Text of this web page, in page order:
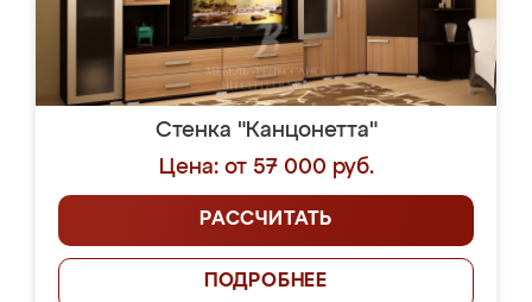
Стенка "Канцонетта"
Цена: от 57 000 руб.
РАССЧИТАТЬ
ПОДРОБНЕЕ